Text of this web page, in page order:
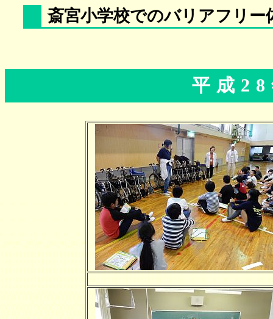
斎宮小学校でのバリアフリー
平成